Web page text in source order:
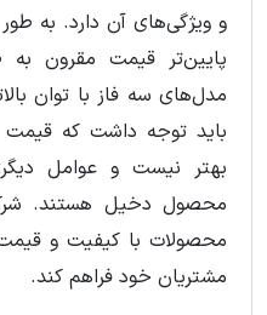
و ویژگی‌های آن دارد. به
پایین‌تر قیمت مقرون به
مدل‌های سه فاز با توان
باید توجه داشت که قیمت
بهتر نیست و عوامل
محصول دخیل هستند.
محصولات با کیفیت و قیمت
مشتریان خود فراهم کند.